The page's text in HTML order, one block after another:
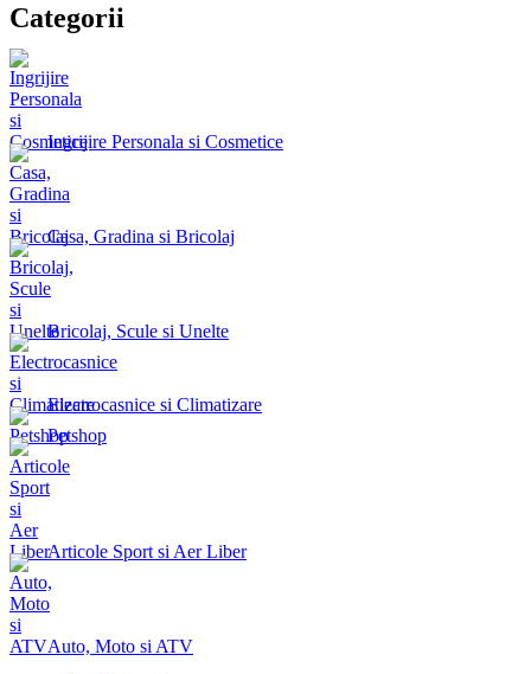
Categorii
Ingrijire Personala si Cosmetice
Casa, Gradina si Bricolaj
Bricolaj, Scule si Unelte
Electrocasnice si Climatizare
Petshop
Articole Sport si Aer Liber
Auto, Moto si ATV